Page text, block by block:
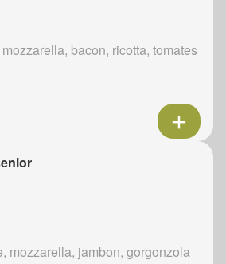
bacon, ricotta, tomates
mozzarella, jambon, gorgonzola